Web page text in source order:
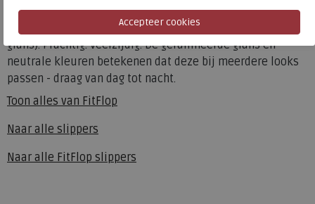
seizoen, in een sprankelend, fijn geribbeld, glitz mesh
(met metallic geparelde faux-leren zijpanelen voor extra
glans). Prachtig. Veelzijdig. De geraffineerde glans en
neutrale kleuren betekenen dat deze bij meerdere looks
passen - draag van dag tot nacht.
Toon alles van FitFlop
Naar alle slippers
Naar alle FitFlop slippers